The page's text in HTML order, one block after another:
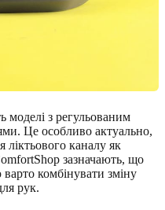
моделі з регульованим
Це особливо актуально,
каналу як
зазначають, що
комбінувати зміну
рук.